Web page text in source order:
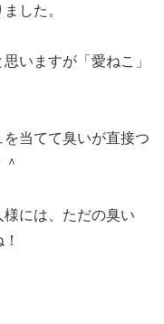
した。
いますが「愛ねこ」
当てて臭いが直接つ
には、ただの臭い